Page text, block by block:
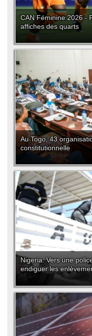
CAN Féminine 2026 -
affiches des quarts
Au Togo, 43
constitutionnelle
Nigeria: Vers une
endiguer les